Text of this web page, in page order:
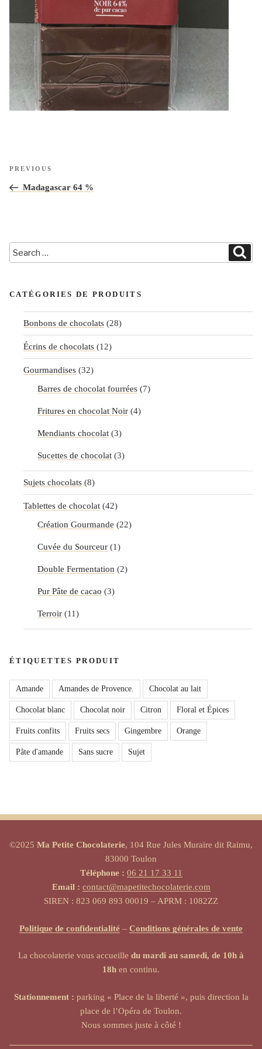
l’article
Previous
Post
PREVIOUS
Madagascar 64 %
Search
for:
CATÉGORIES DE PRODUITS
Bonbons de chocolats (28)
Écrins de chocolats (12)
Gourmandises (32)
Barres de chocolat fourrées (7)
Fritures en chocolat Noir (4)
Mendiants chocolat (3)
Sucettes de chocolat (3)
Sujets chocolats (8)
Tablettes de chocolat (42)
Création Gourmande (22)
Cuvée du Sourceur (1)
Double Fermentation (2)
Pur Pâte de cacao (3)
Terroir (11)
ÉTIQUETTES PRODUIT
Amande Amandes de Provence. Chocolat au lait
Chocolat blanc Chocolat noir Citron Floral et Épices
Fruits confits Fruits secs Gingembre Orange
Pâte d'amande Sans sucre Sujet
©2025 Ma Petite Chocolaterie, 104 Rue Jules Muraire dit Raimu,
83000 Toulon
Téléphone : 06 21 17 33 11
Email : contact@mapetitechocolaterie.com
SIREN : 823 069 893 00019 – APRM : 1082ZZ
Politique de confidentialité – Conditions générales de vente
La chocolaterie vous accueille du mardi au samedi, de 10h à
18h en continu.
Stationnement : parking « Place de la liberté », puis direction la
place de l’Opéra de Toulon.
Nous sommes juste à côté !